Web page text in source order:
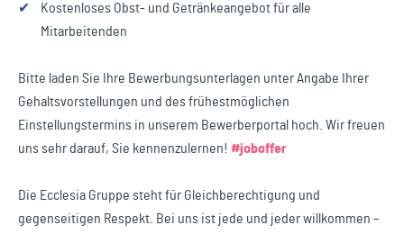
✔
Kostenloses Obst- und Getränkeangebot für alle
Mitarbeitenden
Bitte laden Sie Ihre Bewerbungsunterlagen unter Angabe Ihrer
Gehaltsvorstellungen und des frühestmöglichen
Einstellungstermins in unserem Bewerberportal hoch. Wir freuen
uns sehr darauf, Sie kennenzulernen! #joboffer
Die Ecclesia Gruppe steht für Gleichberechtigung und
gegenseitigen Respekt. Bei uns ist jede und jeder willkommen –